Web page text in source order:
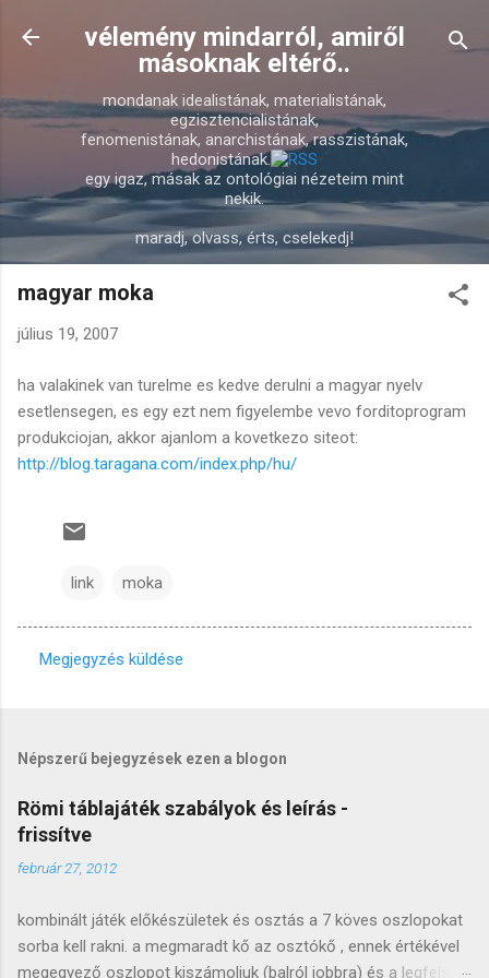
Ugrás a fő tartalomra
vélemény mindarról, amiről
másoknak eltérő..
mondanak idealistának, materialistának,
egzisztencialistának,
fenomenistának, anarchistának, rasszistának,
hedonistának.
egy igaz, másak az ontológiai nézeteim mint
nekik.
maradj, olvass, érts, cselekedj!
magyar moka
július 19, 2007
ha valakinek van turelme es kedve derulni a magyar nyelv
esetlensegen, es egy ezt nem figyelembe vevo forditoprogram
produkciojan, akkor ajanlom a kovetkezo siteot:
http://blog.taragana.com/index.php/hu/
link moka
j
e
g
y
é
s
Megjegyzés küldése
Népszerű bejegyzések ezen a blogon
Römi táblajáték szabályok és leírás -
frissítve
február 27, 2012
kombinált játék előkészületek és osztás a 7 köves oszlopokat
sorba kell rakni. a megmaradt kő az osztókő , ennek értékével
megegyező oszlopot kiszámoljuk (balról jobbra) és a legfelső